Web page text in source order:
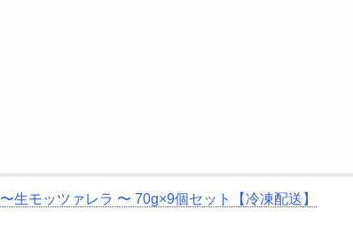
生モッツァレラ 〜 70g×9個セット【冷凍配送】